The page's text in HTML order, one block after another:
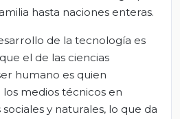
hasta naciones enteras.
de la tecnología es
el de las ciencias
humano es quien
medios técnicos en
y naturales, lo que da